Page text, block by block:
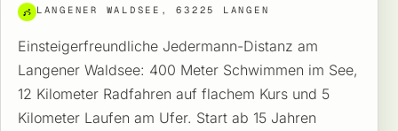
LANGENER WALDSEE, 63225 LANGEN
Einsteigerfreundliche Jedermann-Distanz am
Langener Waldsee: 400 Meter Schwimmen im See,
12 Kilometer Radfahren auf flachem Kurs und 5
Kilometer Laufen am Ufer. Start ab 15 Jahren